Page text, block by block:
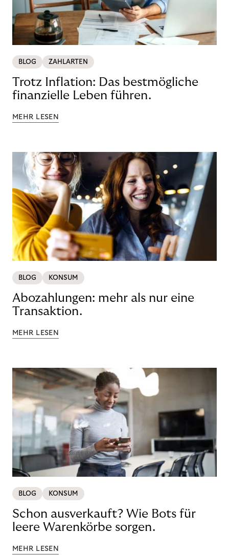
BLOG ZAHLARTEN
Trotz Inflation: Das bestmögliche
finanzielle Leben führen.
MEHR LESEN
BLOG KONSUM
Abozahlungen: mehr als nur eine
Transaktion.
MEHR LESEN
BLOG KONSUM
Schon ausverkauft? Wie Bots für
leere Warenkörbe sorgen.
MEHR LESEN